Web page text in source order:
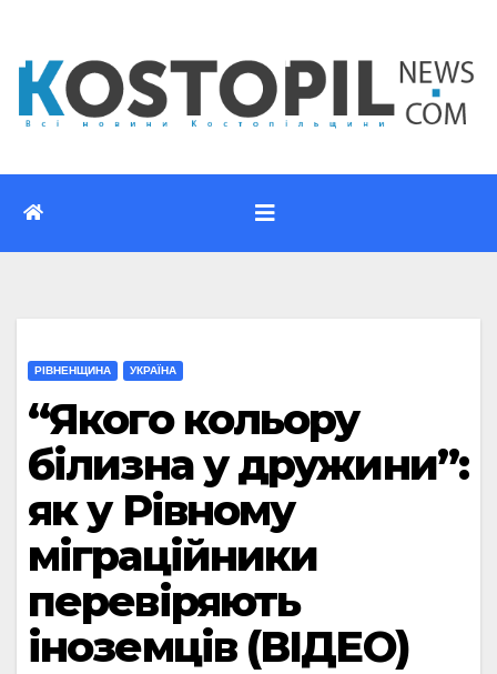
вмісту
РІВНЕНЩИНА УКРАЇНА
“Якого кольору
білизна у дружини”:
як у Рівному
міграційники
перевіряють
іноземців (ВІДЕО)